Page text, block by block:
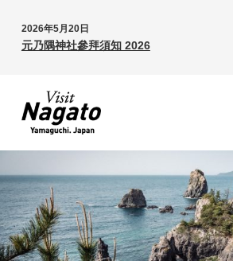
2026年5月20日
元乃隅神社參拜須知 2026